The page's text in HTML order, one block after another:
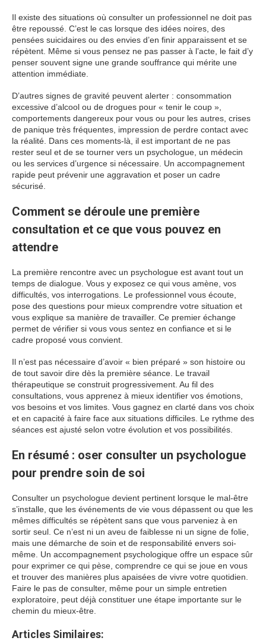
Il existe des situations où consulter un professionnel ne doit pas
être repoussé. C’est le cas lorsque des idées noires, des
pensées suicidaires ou des envies d’en finir apparaissent et se
répètent. Même si vous pensez ne pas passer à l’acte, le fait d’y
penser souvent signe une grande souffrance qui mérite une
attention immédiate.
D’autres signes de gravité peuvent alerter : consommation
excessive d’alcool ou de drogues pour « tenir le coup »,
comportements dangereux pour vous ou pour les autres, crises
de panique très fréquentes, impression de perdre contact avec
la réalité. Dans ces moments-là, il est important de ne pas
rester seul et de se tourner vers un psychologue, un médecin
ou les services d’urgence si nécessaire. Un accompagnement
rapide peut prévenir une aggravation et poser un cadre
sécurisé.
Comment se déroule une première
consultation et ce que vous pouvez en
attendre
La première rencontre avec un psychologue est avant tout un
temps de dialogue. Vous y exposez ce qui vous amène, vos
difficultés, vos interrogations. Le professionnel vous écoute,
pose des questions pour mieux comprendre votre situation et
vous explique sa manière de travailler. Ce premier échange
permet de vérifier si vous vous sentez en confiance et si le
cadre proposé vous convient.
Il n’est pas nécessaire d’avoir « bien préparé » son histoire ou
de tout savoir dire dès la première séance. Le travail
thérapeutique se construit progressivement. Au fil des
consultations, vous apprenez à mieux identifier vos émotions,
vos besoins et vos limites. Vous gagnez en clarté dans vos choix
et en capacité à faire face aux situations difficiles. Le rythme des
séances est ajusté selon votre évolution et vos possibilités.
En résumé : oser consulter un psychologue
pour prendre soin de soi
Consulter un psychologue devient pertinent lorsque le mal-être
s’installe, que les événements de vie vous dépassent ou que les
mêmes difficultés se répètent sans que vous parveniez à en
sortir seul. Ce n’est ni un aveu de faiblesse ni un signe de folie,
mais une démarche de soin et de responsabilité envers soi-
même. Un accompagnement psychologique offre un espace sûr
pour exprimer ce qui pèse, comprendre ce qui se joue en vous
et trouver des manières plus apaisées de vivre votre quotidien.
Faire le pas de consulter, même pour un simple entretien
exploratoire, peut déjà constituer une étape importante sur le
chemin du mieux-être.
Articles Similaires: